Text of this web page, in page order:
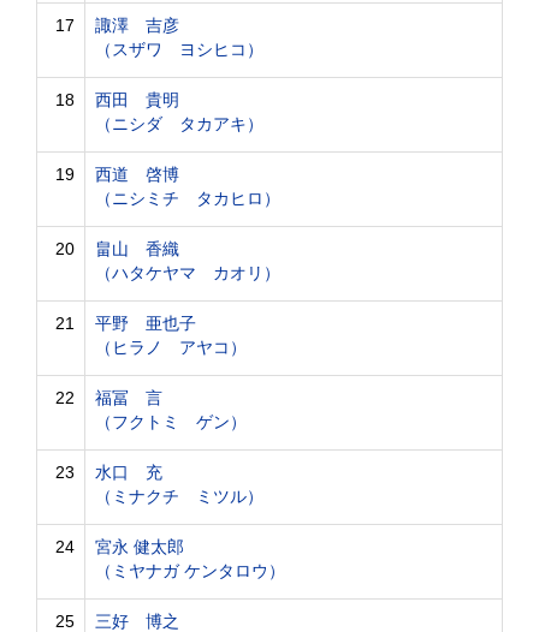
17
諏澤 吉彦
（スザワ ヨシヒコ）
18
西田 貴明
（ニシダ タカアキ）
19
西道 啓博
（ニシミチ タカヒロ）
20
畠山 香織
（ハタケヤマ カオリ）
21
平野 亜也子
（ヒラノ アヤコ）
22
福冨 言
（フクトミ ゲン）
23
水口 充
（ミナクチ ミツル）
24
宮永 健太郎
（ミヤナガ ケンタロウ）
25
三好 博之